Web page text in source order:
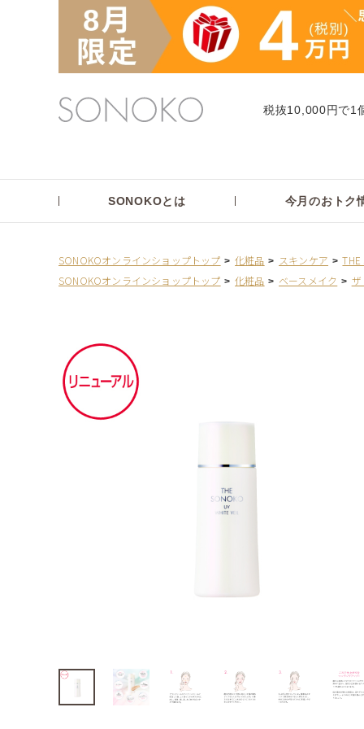
税抜10,000円で1
SONOKOとは 今月のおトク
SONOKOオンラインショップトップ 化粧品 スキンケア THE
SONOKOオンラインショップトップ
化粧品 ベースメイク ザ